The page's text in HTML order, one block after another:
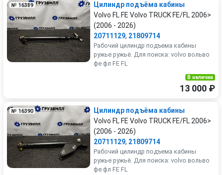
№ 16389
Цилиндр подъёма кабины
Volvo FL FE Volvo TRUCK FE/FL 2006>
(2006 - 2026)
20711129, 21809714
Рабочий цилиндр подъема кабины
ружье ружьё. Для поиска: volvo вольво
фе фл FE FL
В наличии
13 000 ₽
№ 16390
Цилиндр подъёма кабины
Volvo FL FE Volvo TRUCK FE/FL 2006>
(2006 - 2026)
20711129, 21809714
Рабочий цилиндр подъема кабины
ружье ружьё. Для поиска: volvo вольво
фе фл FE FL